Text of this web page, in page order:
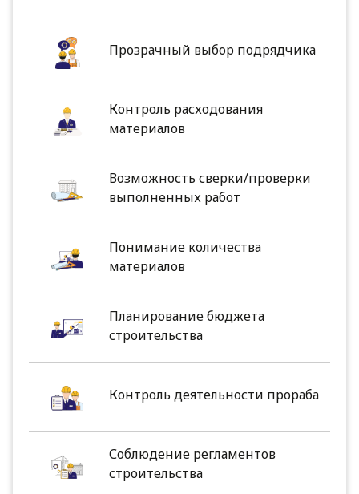
Прозрачный выбор подрядчика
Контроль расходования
материалов
Возможность сверки/проверки
выполненных работ
Понимание количества
материалов
Планирование бюджета
строительства
Контроль деятельности прораба
Соблюдение регламентов
строительства